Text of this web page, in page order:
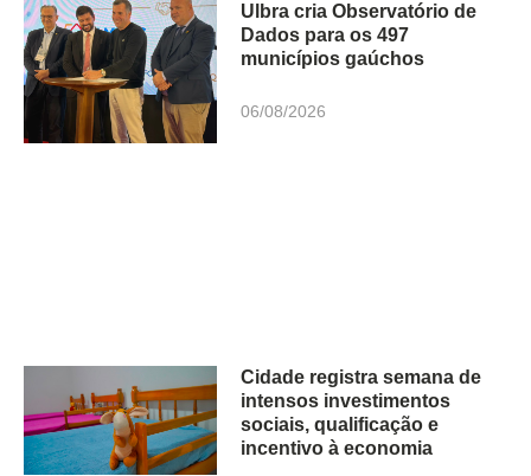
Ulbra cria Observatório de
Dados para os 497
municípios gaúchos
06/08/2026
Cidade registra semana de
intensos investimentos
sociais, qualificação e
incentivo à economia